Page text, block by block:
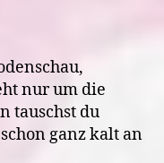
nur um die
tauschst du
ganz kalt an